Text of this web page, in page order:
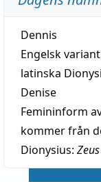
Dennis
Engelsk
latinska
Denise
Femininform
kommer från
Dionysius: